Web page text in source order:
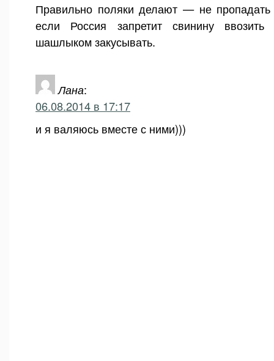
Правильно поляки делают — не
если Россия запретит свинину ввозить
шашлыком закусывать.
Лана:
06.08.2014 в 17:17
и я валяюсь вместе с ними)))